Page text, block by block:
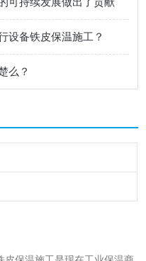
设备铁皮保温施工？
么？